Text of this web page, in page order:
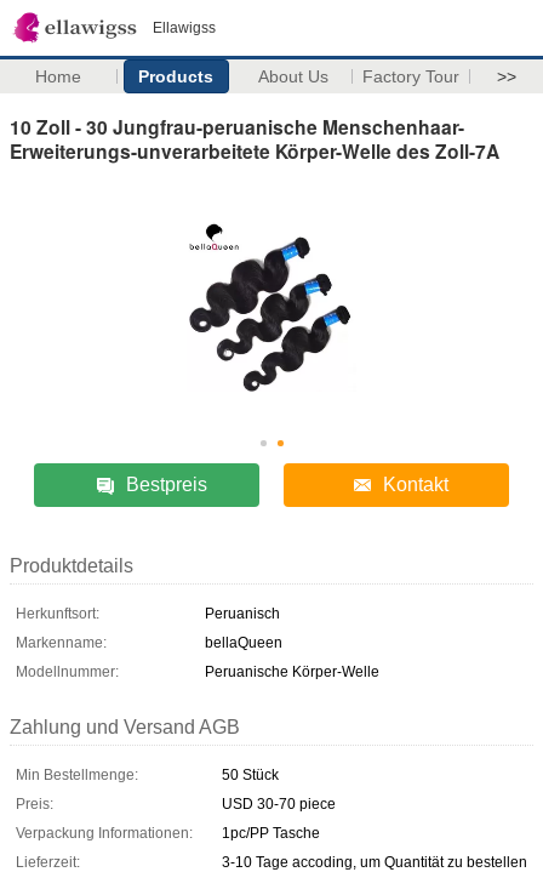
Ellawigss
Home Products About Us Factory Tour >>
10 Zoll - 30 Jungfrau-peruanische Menschenhaar-
Erweiterungs-unverarbeitete Körper-Welle des Zoll-7A
Bestpreis Kontakt
Produktdetails
Herkunftsort:
Peruanisch
Markenname:
bellaQueen
Modellnummer:
Peruanische Körper-Welle
Zahlung und Versand AGB
Min Bestellmenge:
50 Stück
Preis:
USD 30-70 piece
Verpackung Informationen:
1pc/PP Tasche
Lieferzeit:
3-10 Tage accoding, um Quantität zu bestellen